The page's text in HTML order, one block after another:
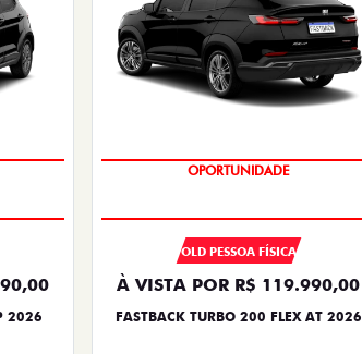
2026
OPORTUNIDADE
OLD PESSOA FÍSICA
À VISTA POR R$ 119.990,00
FASTBACK TURBO 200 FLEX AT 2026